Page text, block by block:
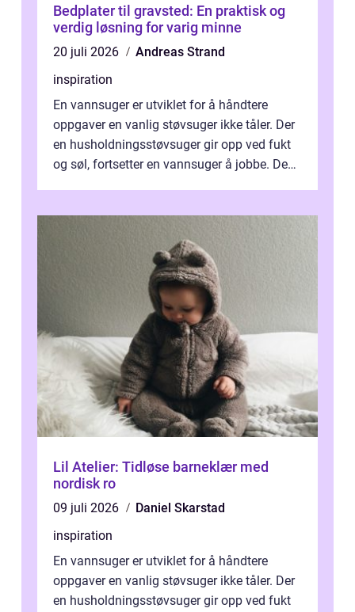
Bedplater til gravsted: En praktisk og
verdig løsning for varig minne
20 juli 2026
Andreas Strand
inspiration
En vannsuger er utviklet for å håndtere
oppgaver en vanlig støvsuger ikke tåler. Der
en husholdningsstøvsuger gir opp ved fukt
og søl, fortsetter en vannsuger å jobbe. Den
Lil Atelier: Tidløse barneklær med
nordisk ro
09 juli 2026
Daniel Skarstad
inspiration
En vannsuger er utviklet for å håndtere
oppgaver en vanlig støvsuger ikke tåler. Der
en husholdningsstøvsuger gir opp ved fukt